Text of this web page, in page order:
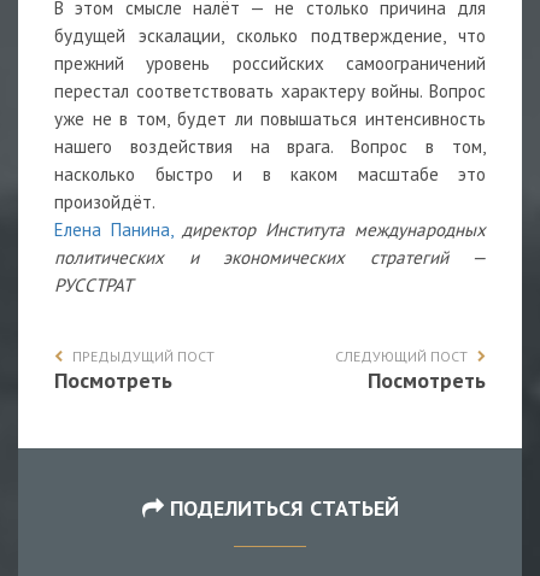
В этом смысле налёт — не столько причина для
будущей эскалации, сколько подтверждение, что
прежний уровень российских самоограничений
перестал соответствовать характеру войны. Вопрос
уже не в том, будет ли повышаться интенсивность
нашего воздействия на врага. Вопрос в том,
насколько быстро и в каком масштабе это
произойдёт.
Елена Панина, директор Института международных
политических и экономических стратегий —
РУССТРАТ
ПРЕДЫДУЩИЙ ПОСТ
Посмотреть
СЛЕДУЮЩИЙ ПОСТ
Посмотреть
ПОДЕЛИТЬСЯ СТАТЬЕЙ